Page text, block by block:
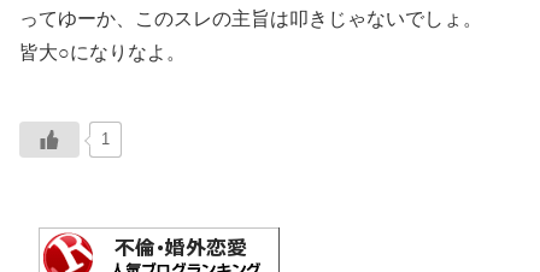
ってゆーか、このスレの主旨は叩きじゃないでしょ。
皆大○になりなよ。
1